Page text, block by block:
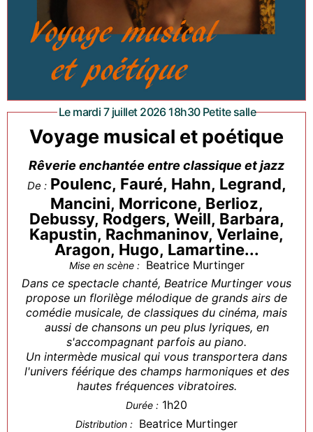
Le mardi 7 juillet 2026 18h30 Petite salle
Voyage musical et poétique
Rêverie enchantée entre classique et jazz
De : Poulenc, Fauré, Hahn, Legrand,
Mancini, Morricone, Berlioz,
Debussy, Rodgers, Weill, Barbara,
Kapustin, Rachmaninov, Verlaine,
Aragon, Hugo, Lamartine...
Mise en scène : Beatrice Murtinger
Dans ce spectacle chanté, Beatrice Murtinger vous
propose un florilège mélodique de grands airs de
comédie musicale, de classiques du cinéma, mais
aussi de chansons un peu plus lyriques, en
s'accompagnant parfois au piano.
Un intermède musical qui vous transportera dans
l'univers féérique des champs harmoniques et des
hautes fréquences vibratoires.
Durée : 1h20
Distribution : Beatrice Murtinger